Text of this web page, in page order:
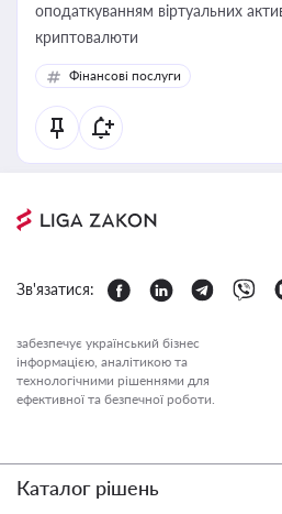
оподаткуванням віртуальних
криптовалюти
Фінансові послуги
Зв'язатися:
забезпечує український бізнес
інформацією, аналітикою та
технологічними рішеннями для
ефективної та безпечної роботи.
Каталог рішень